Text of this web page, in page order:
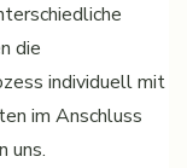
die
individuell mit
im Anschluss
uns.